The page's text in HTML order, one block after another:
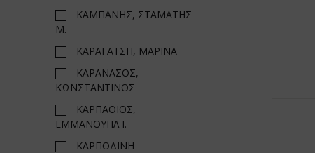
ΚΑΜΠΑΝΗΣ, ΣΤΑΜΑΤΗΣ
Μ.
ΚΑΡΑΓΑΤΣΗ, ΜΑΡΙΝΑ
ΚΑΡΑΝΑΣΟΣ,
ΚΩΝΣΤΑΝΤΙΝΟΣ
ΚΑΡΠΑΘΙΟΣ,
ΕΜΜΑΝΟΥΗΛ Ι.
ΚΑΡΠΟΔΙΝΗ -